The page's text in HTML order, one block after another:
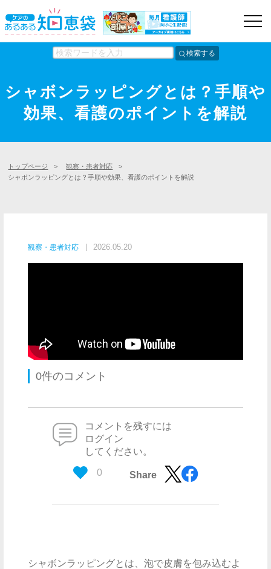
検索する
シャボンラッピングとは？手順や
効果、看護のポイントを解説
トップページ > 観察・患者対応
>
シャボンラッピングとは？手順や効果、看護のポイントを解説
観察・患者対応 2026.05.20
0件のコメント
コメントを残すには
ログイン
してください。
0 Share
シャボンラッピングとは、泡で皮膚を包み込むよ